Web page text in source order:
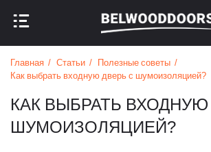
НАЗАД В МЕНЮ
НАЗАД В МЕНЮ
Главная Статьи
Полезные советы
Как выбрать входную дверь с шумоизоляцией?
КАК ВЫБРАТЬ
ШУМОИЗОЛЯЦИЕЙ?